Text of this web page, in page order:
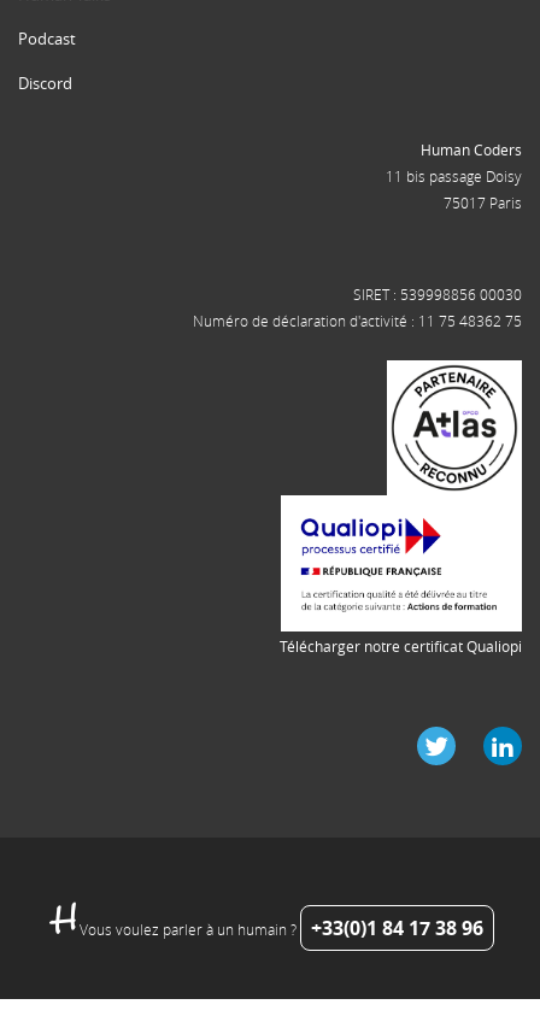
Podcast
Discord
Human Coders
11 bis passage Doisy
75017 Paris
SIRET : 539998856 00030
Numéro de déclaration d'activité : 11 75 48362 75
Télécharger notre certificat Qualiopi
Vous voulez parler à un humain ? +33(0)1 84 17 38 96